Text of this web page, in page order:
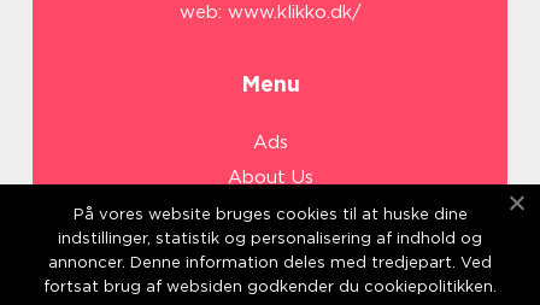
web: www.klikko.dk/
Menu
Ads
About Us
Cookies
Contact
Sitemap
På vores website bruges cookies til at huske dine
indstillinger, statistik og personalisering af indhold og
annoncer. Denne information deles med tredjepart. Ved
fortsat brug af websiden godkender du cookiepolitikken.